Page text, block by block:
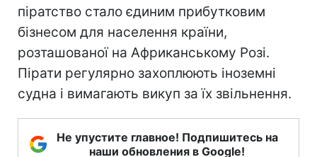
піратство стало єдиним прибутковим
бізнесом для населення країни,
розташованої на Африканському Розі.
Пірати регулярно захоплюють іноземні
судна і вимагають викуп за їх звільнення.
Не упустите главное! Подпишитесь на
наши обновления в Google!